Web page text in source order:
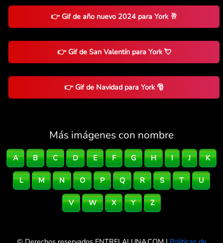
👉 Gif de año nuevo 2024 para York 🥂
👉 Gif de San Valentín para York 💘
👉 Gif de Navidad para York 🎅
Más imágenes con nombre
A B C D E F G H I J K
L M N O P Q R S T U
V W X Y Z